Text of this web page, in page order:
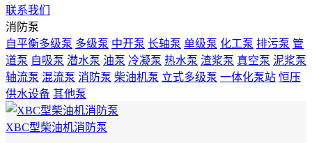
联系我们
消防泵
自平衡多级泵 多级泵 中开泵 长轴泵 单级泵 化工泵 排污泵 管
道泵 自吸泵 潜水泵 油泵 冷凝泵 热水泵 渣浆泵 真空泵 泥浆泵
轴流泵 混流泵 消防泵 柴油机泵 立式多级泵 一体化泵站 恒压
供水设备 其他泵
XBC型柴油机消防泵